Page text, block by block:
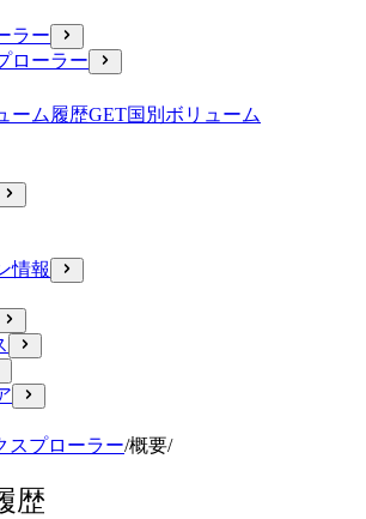
ラー
ローラー
ーム履歴GET国別ボリューム
情報
スプローラー/概要/
歴